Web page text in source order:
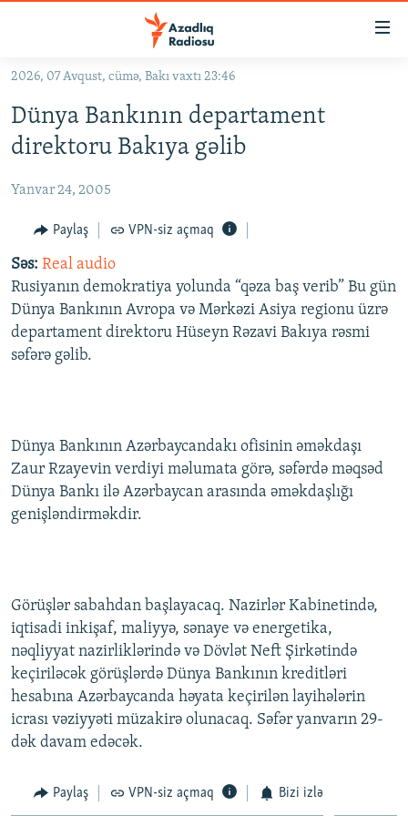
Əsas
qayıt
Əsas
qayıt
#İZAHLA
#ƏSLINDƏ
FƏRQƏ BAX
QANUNI DOĞRU
ARAŞDIRMA
MULTIMEDIA
VIDEO
KARIKATURA
RADIO ARXIV
İSLAM VƏ DEMOKRATIYA
İZ - MƏDƏNIYYƏT PROQRAMI
PEŞƏ ETIKASI VƏ JURNALISTIKA STANDARTLARIMIZ
MATERIALLARIMIZDAN ISTIFADƏ
AZADLIQRADIOSU MOBIL TELEFONUNUZDA
BIZI IZLƏ
RFE/RL-in bütün saytları
2026, 07 Avqust, cümə, Bakı vaxtı 23:46
Dünya Bankının departament
direktoru Bakıya gəlib
Yanvar 24, 2005
Paylaş VPN-siz açmaq
Səs: Real audio
Rusiyanın demokratiya yolunda “qəza baş verib” Bu gün
Dünya Bankının Avropa və Mərkəzi Asiya regionu üzrə
departament direktoru Hüseyn Rəzavi Bakıya rəsmi
səfərə gəlib.
Dünya Bankının Azərbaycandakı ofisinin əməkdaşı
Zaur Rzayevin verdiyi məlumata görə, səfərdə məqsəd
Dünya Bankı ilə Azərbaycan arasında əməkdaşlığı
genişləndirməkdir.
Görüşlər sabahdan başlayacaq. Nazirlər Kabinetində,
iqtisadi inkişaf, maliyyə, sənaye və energetika,
nəqliyyat nazirliklərində və Dövlət Neft Şirkətində
keçiriləcək görüşlərdə Dünya Bankının kreditləri
hesabına Azərbaycanda həyata keçirilən layihələrin
icrası vəziyyəti müzakirə olunacaq. Səfər yanvarın 29-
dək davam edəcək.
Paylaş VPN-siz açmaq Bizi izlə